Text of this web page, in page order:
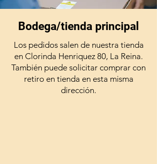
Bodega/tienda principal
Los pedidos salen de nuestra tienda
en Clorinda Henriquez 80, La Reina.
También puede solicitar comprar con
retiro en tienda en esta misma
dirección.